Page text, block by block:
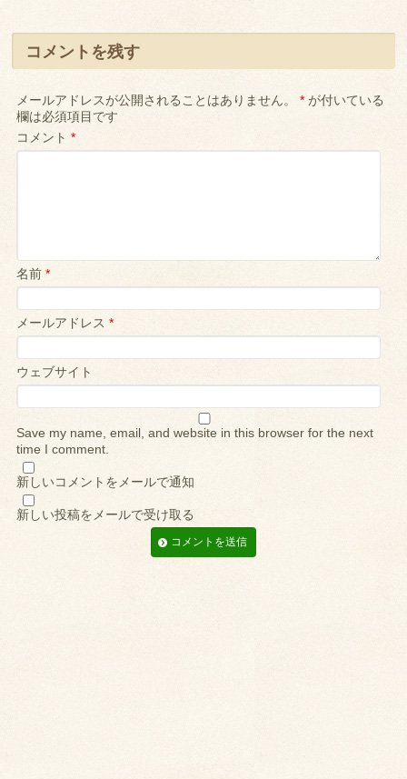
コメントを残す
メールアドレスが公開されることはありません。 * が付いている
欄は必須項目です
コメント*
名前*
メールアドレス*
ウェブサイト
Save my name, email, and website in this browser for the next
time I comment.
新しいコメントをメールで通知
新しい投稿をメールで受け取る